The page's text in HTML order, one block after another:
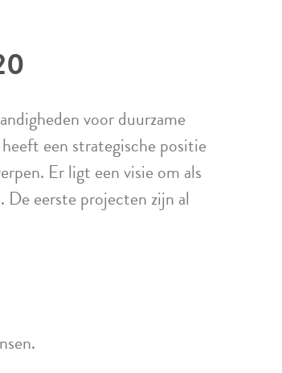
voor duurzame
een strategische positie
Er ligt een visie om als
eerste projecten zijn al